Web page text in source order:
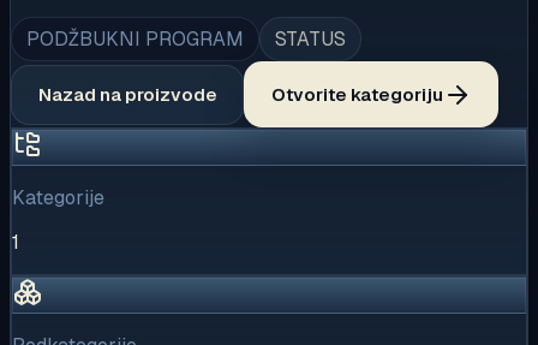
PODŽBUKNI PROGRAM STATUS
Nazad na proizvode Otvorite kategoriju
Kategorije
1